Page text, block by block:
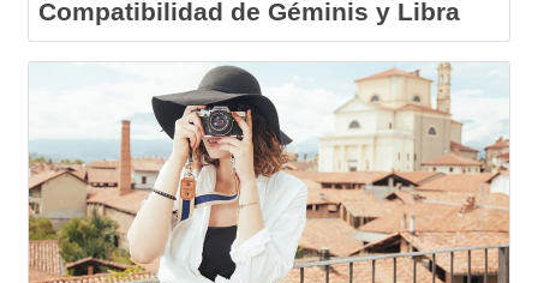
Compatibilidad de Géminis y Libra